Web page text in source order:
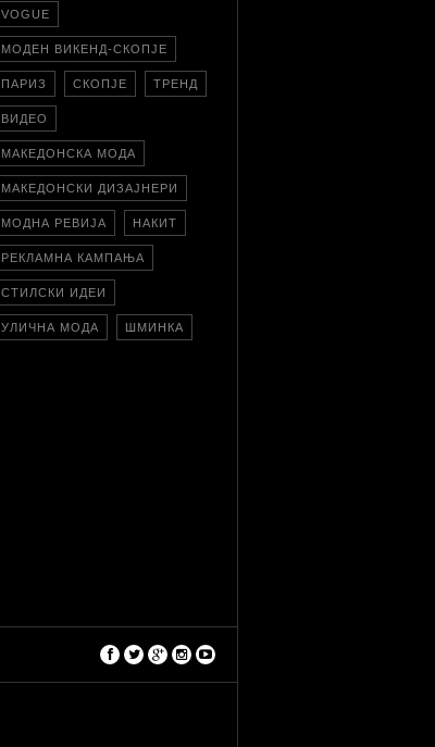
VOGUE
МОДЕН ВИКЕНД-СКОПЈЕ
ПАРИЗ СКОПЈЕ ТРЕНД
ВИДЕО
МАКЕДОНСКА МОДА
МАКЕДОНСКИ ДИЗАЈНЕРИ
МОДНА РЕВИЈА НАКИТ
РЕКЛАМНА КАМПАЊА
СТИЛСКИ ИДЕИ
УЛИЧНА МОДА ШМИНКА